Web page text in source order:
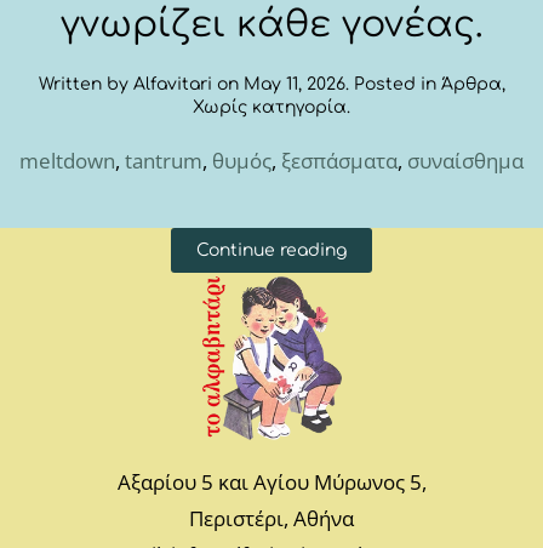
γνωρίζει κάθε γονέας.
Written by Alfavitari on May 11, 2026. Posted in Άρθρα,
Χωρίς κατηγορία.
meltdown, tantrum, θυμός, ξεσπάσματα, συναίσθημα
Continue reading
Αξαρίου 5 και Αγίου Μύρωνος 5,
Περιστέρι, Αθήνα